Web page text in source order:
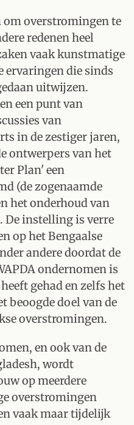
om overstromingen te
redenen heel
vaak kunstmatige
ervaringen die sinds
uitwijzen.
een punt van
van
in de zestiger jaren,
ontwerpers van het
Plan' een
(de zogenaamde
het onderhoud van
De instelling is verre
op het Bengaalse
andere doordat de
ondernomen is
gehad en zelfs het
beoogde doel van de
overstromingen.
en ook van de
wordt
op meerdere
overstromingen
vaak maar tijdelijk